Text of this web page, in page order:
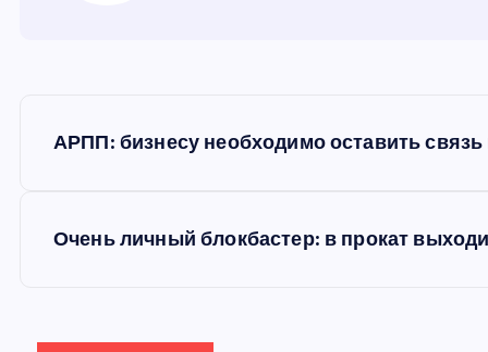
АРПП: бизнесу необходимо оставить
Очень личный блокбастер: в прокат